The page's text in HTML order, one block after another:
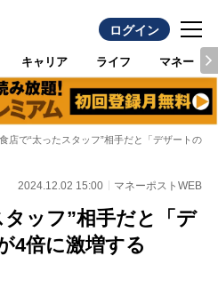
ログイン
キャリア ライフ マネー
店で“太ったスタッフ”相手だと「デザートの注
2024.12.02 15:00 マネーポストWEB
ッフ”相手だと「デ
4倍に激増する